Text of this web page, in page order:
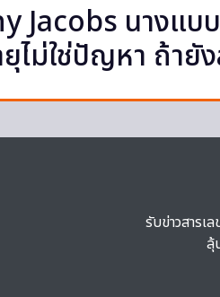
Jacobs นางแบ
ยุไม่ใช่ปัญหา ถ้ายั
รับข่าวสารเ
ลุ้